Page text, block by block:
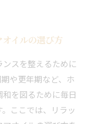
イルの選び方
スを整えるために
や更年期など、ホ
を図るために毎日
ここでは、リラッ